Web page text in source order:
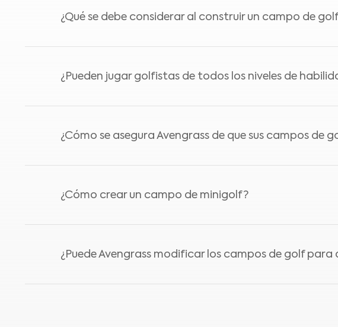
ofrecen una experiencia de golf inigualable al fusionar
¿Qué se debe considerar al construir un campo de
La elección del césped utilizado en la construcción de
como sintético son opciones populares en este contexto.
¿Pueden jugar golfistas de todos los niveles de
diseños de campo son ideales para golfistas de todos
¿Cómo se asegura Avengrass de que sus campos
ahorro de agua y prácticas de paisajismo sostenible para
¿Cómo crear un campo de minigolf?
tierra o césped natural, deberás excavar el césped
¿Puede Avengrass modificar los campos de golf